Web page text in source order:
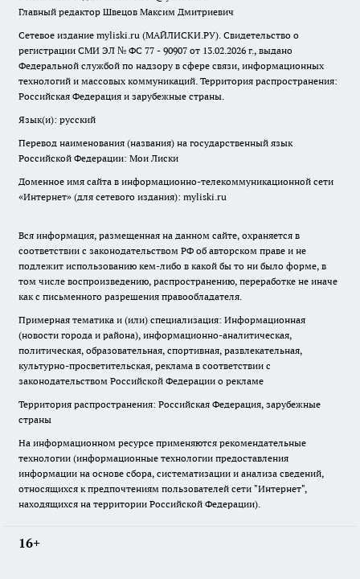
Главный редактор Швецов Максим Дмитриевич
Сетевое издание myliski.ru (МАЙЛИСКИ.РУ). Свидетельство о
регистрации СМИ ЭЛ № ФС 77 - 90907 от 13.02.2026 г., выдано
Федеральной службой по надзору в сфере связи, информационных
технологий и массовых коммуникаций. Территория распространения:
Российская Федерация и зарубежные страны.
Язык(и): русский
Перевод наименования (названия) на государственный язык
Российской Федерации: Мои Лиски
Доменное имя сайта в информационно-телекоммуникационной сети
«Интернет» (для сетевого издания): myliski.ru
Вся информация, размещенная на данном сайте, охраняется в
соответствии с законодательством РФ об авторском праве и не
подлежит использованию кем-либо в какой бы то ни было форме, в
том числе воспроизведению, распространению, переработке не иначе
как с письменного разрешения правообладателя.
Примерная тематика и (или) специализация: Информационная
(новости города и района), информационно-аналитическая,
политическая, образовательная, спортивная, развлекательная,
культурно-просветительская, реклама в соответствии с
законодательством Российской Федерации о рекламе
Территория распространения: Российская Федерация, зарубежные
страны
На информационном ресурсе применяются рекомендательные
технологии (информационные технологии предоставления
информации на основе сбора, систематизации и анализа сведений,
относящихся к предпочтениям пользователей сети "Интернет",
находящихся на территории Российской Федерации).
16+